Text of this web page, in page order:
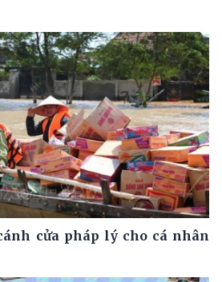
cửa pháp lý cho cá nhân